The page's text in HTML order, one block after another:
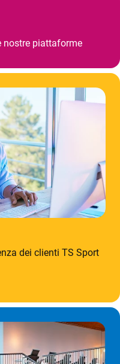
nostre piattaforme
dei clienti TS Sport